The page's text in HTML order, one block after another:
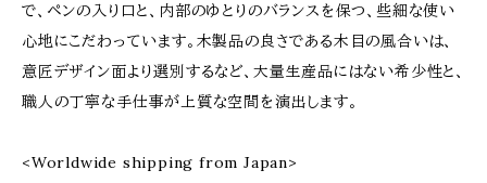
で、ペンの入り口と、内部のゆとりのバランスを保つ、些細な使い
心地にこだわっています。木製品の良さである木目の風合いは、
意匠デザイン面より選別するなど、大量生産品にはない希少性と、
職人の丁寧な手仕事が上質な空間を演出します。
<Worldwide shipping from Japan>